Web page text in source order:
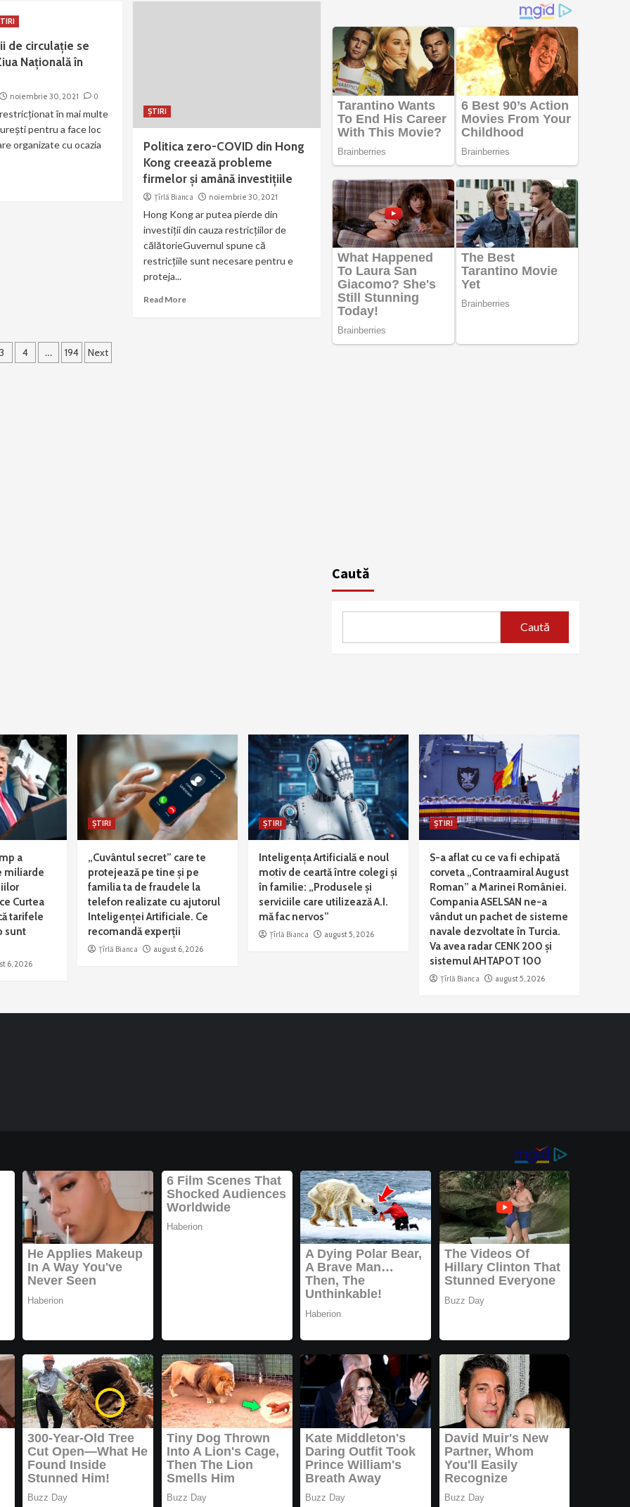
de circulație se
Națională în
noiembrie 30, 2021 0
în mai multe
pentru a face loc
organizate cu ocazia
ȘTIRI
Politica zero-COVID din Hong
Kong creează probleme
firmelor și amână investițiile
Țîrlă Bianca noiembrie 30, 2021
Hong Kong ar putea pierde din
investiții din cauza restricțiilor de
călătorieGuvernul spune că
restricțiile sunt necesare pentru e
proteja...
Read More
3 4 … 194 Next
Caută
Caută
a
miliarde
Curtea
tarifele
sunt
6, 2026
ȘTIRI
„Cuvântul secret” care te
protejează pe tine și pe
familia ta de fraudele la
telefon realizate cu ajutorul
Inteligenței Artificiale. Ce
recomandă experții
Țîrlă Bianca august 6, 2026
ȘTIRI
Inteligența Artificială e noul
motiv de ceartă între colegi și
în familie: „Produsele și
serviciile care utilizează A.I.
mă fac nervos”
Țîrlă Bianca august 5, 2026
ȘTIRI
S-a aflat cu ce va fi echipată
corveta „Contraamiral August
Roman” a Marinei României.
Compania ASELSAN ne-a
vândut un pachet de sisteme
navale dezvoltate în Turcia.
Va avea radar CENK 200 şi
sistemul AHTAPOT 100
Țîrlă Bianca august 5, 2026